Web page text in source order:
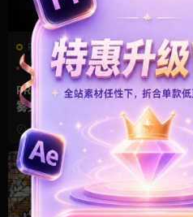
PR基本图形mogrt
PR基本图形
三维 废土风
PR霓虹灯标题 电流频闪描边烟
雾文字动画
2022-08-02